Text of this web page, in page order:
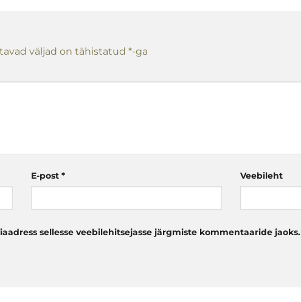
väljad on tähistatud *-ga
E-post* Veebileht
sellesse veebilehitsejasse järgmiste kommentaaride jaoks.